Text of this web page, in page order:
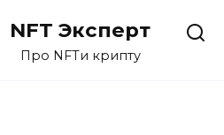
NFT Эксперт
Про NFTи крипту